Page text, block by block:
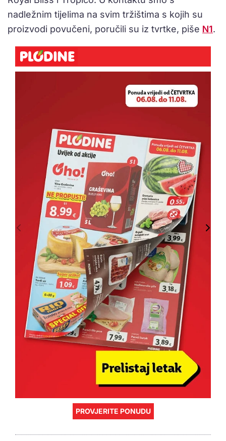
nadležnim tijelima na svim tržištima s kojih su
proizvodi povučeni, poručili su iz tvrtke, piše N1.
PROVJERITE PONUDU